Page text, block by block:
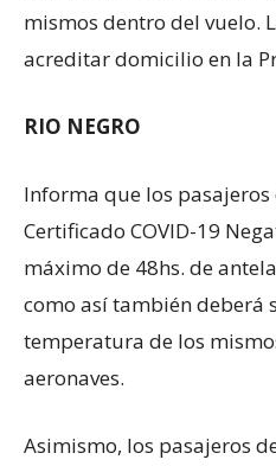
mismos dentro del vuelo.
acreditar domicilio en la
RIO NEGRO
Informa que los
Certificado COVID-19
máximo de 48hs. de
como así también deberá
temperatura de los
aeronaves.
Asimismo, los pasajeros